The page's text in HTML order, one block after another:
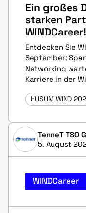
Ein großes
starken
WINDCareer!
Entdecken Sie
September:
Networking
Karriere in der
HUSUM WIND
TenneT TSO
5. August
WINDCareer